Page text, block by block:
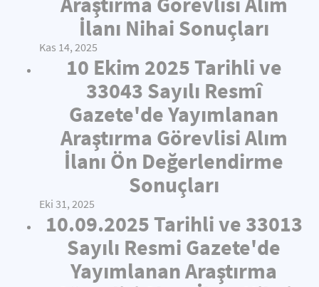
İlanı Nihai Sonuçları
Kas 14, 2025
10 Ekim 2025 Tarihli ve
33043 Sayılı Resmî
Gazete'de Yayımlanan
Araştırma Görevlisi Alım
İlanı Ön Değerlendirme
Sonuçları
Eki 31, 2025
10.09.2025 Tarihli ve 33013
Sayılı Resmi Gazete'de
Yayımlanan Araştırma